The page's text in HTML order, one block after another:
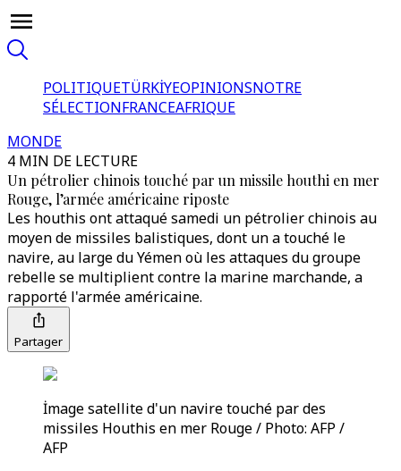
POLITIQUETÜRKİYEOPINIONSNOTRE
SÉLECTIONFRANCEAFRIQUE
MONDE
4 MIN DE LECTURE
Un pétrolier chinois touché par un missile houthi en mer
Rouge, l’armée américaine riposte
Les houthis ont attaqué samedi un pétrolier chinois au
moyen de missiles balistiques, dont un a touché le
navire, au large du Yémen où les attaques du groupe
rebelle se multiplient contre la marine marchande, a
rapporté l'armée américaine.
Partager
İmage satellite d'un navire touché par des
missiles Houthis en mer Rouge / Photo: AFP /
AFP